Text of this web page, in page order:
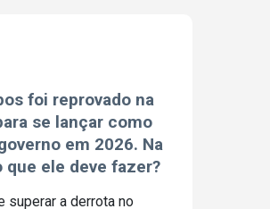
foi reprovado na
se lançar como
em 2026. Na
que ele deve fazer?
superar a derrota no